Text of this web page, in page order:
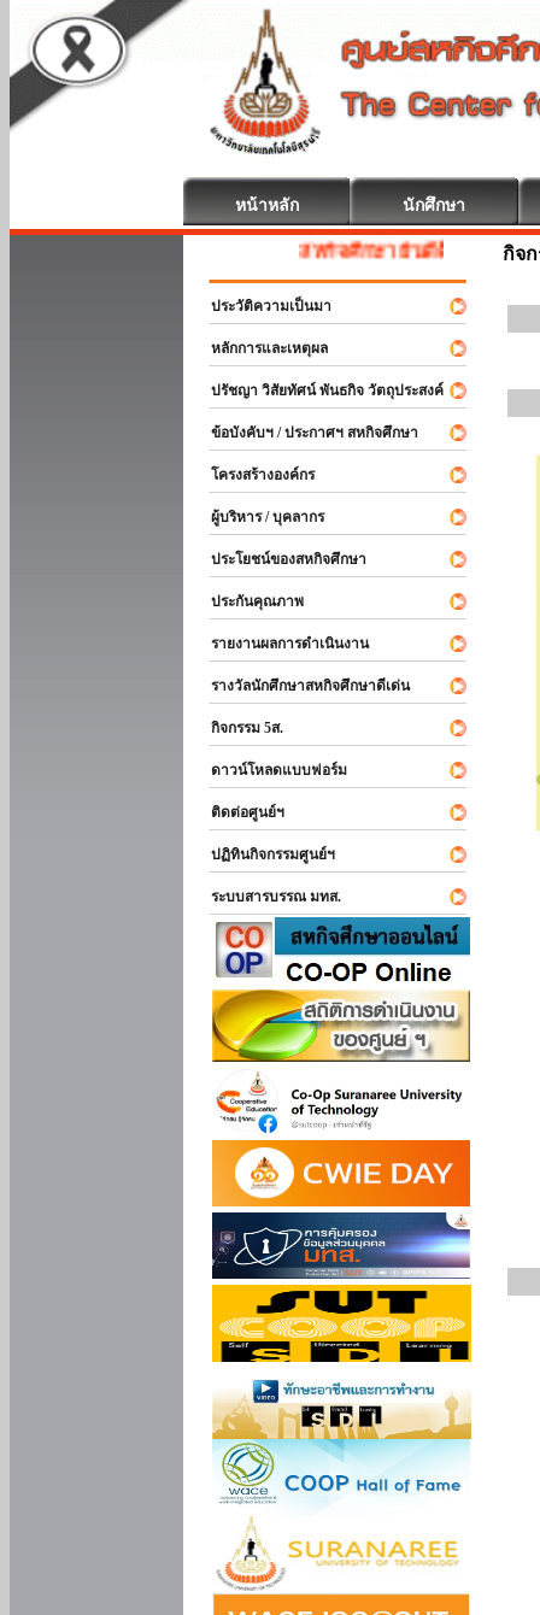
หน้าหลัก นักศึกษา
สหกิจศึกษา ยินดีต้อนรับ
ประวัติความเป็นมา
หลักการและเหตุผล
ปรัชญา วิสัยทัศน์ พันธกิจ วัตถุประสงค์
ข้อบังคับฯ / ประกาศฯ สหกิจศึกษา
โครงสร้างองค์กร
ผู้บริหาร / บุคลากร
ประโยชน์ของสหกิจศึกษา
ประกันคุณภาพ
รายงานผลการดำเนินงาน
รางวัลนักศึกษาสหกิจศึกษาดีเด่น
กิจกรรม 5ส.
ดาวน์โหลดแบบฟอร์ม
ติดต่อศูนย์ฯ
ปฏิทินกิจกรรมศูนย์ฯ
ระบบสารบรรณ มทส.
กิจ